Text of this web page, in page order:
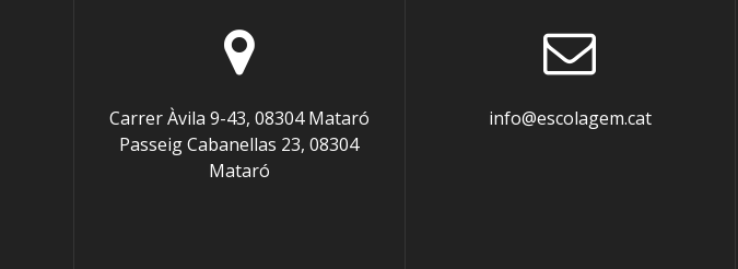
Carrer Àvila 9-43, 08304 Mataró
Passeig Cabanellas 23, 08304
Mataró
info@escolagem.cat